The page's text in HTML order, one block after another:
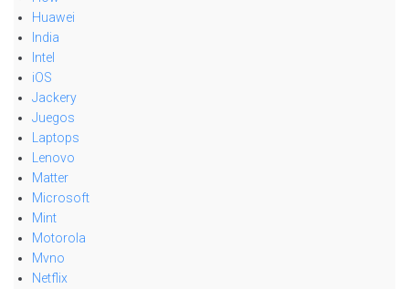
Huawei
India
Intel
iOS
Jackery
Juegos
Laptops
Lenovo
Matter
Microsoft
Mint
Motorola
Mvno
Netflix